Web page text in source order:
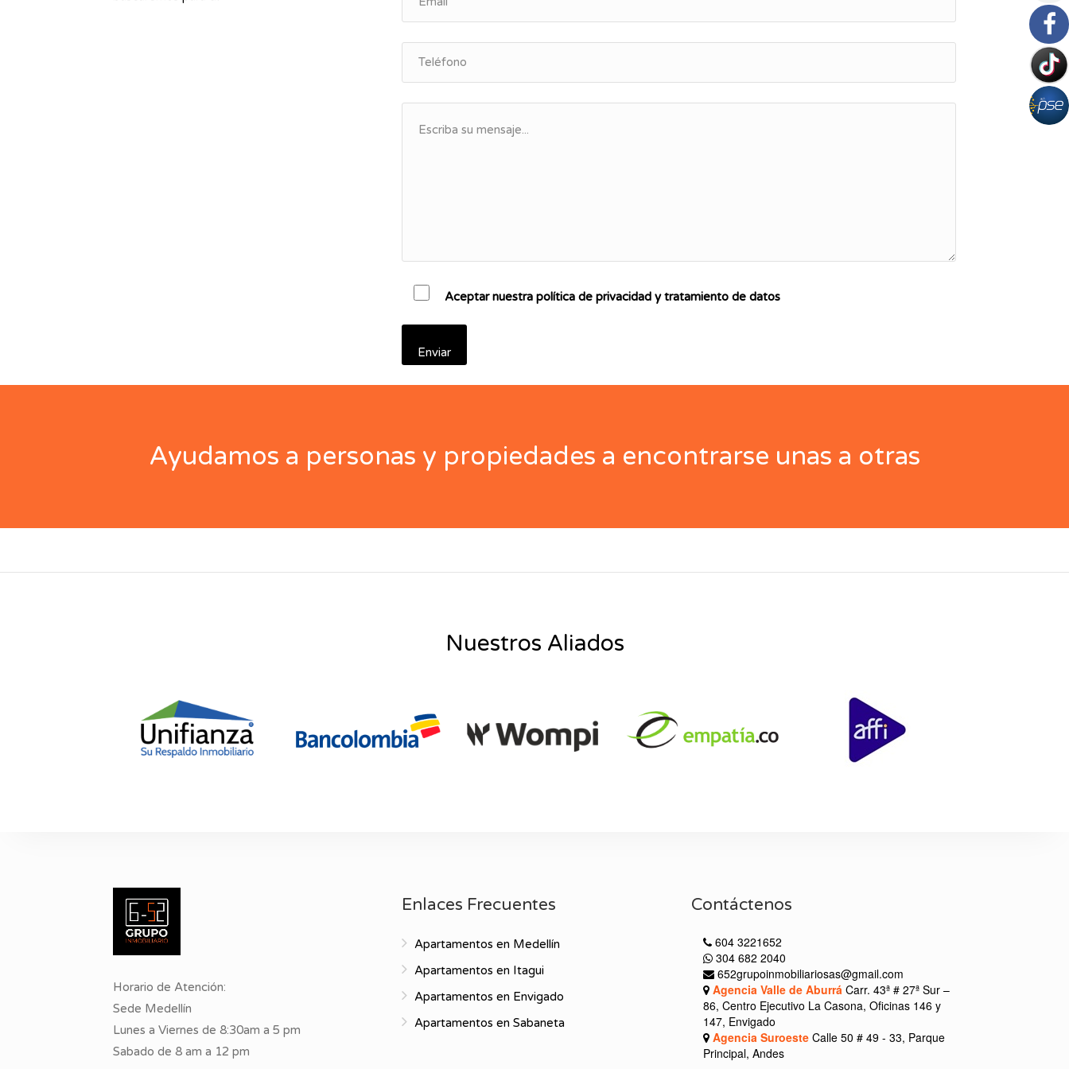
Aceptar nuestra política de privacidad y tratamiento de datos
Ayudamos a personas y propiedades a encontrarse unas a otras
Nuestros Aliados
Horario de Atención:
Sede Medellín
Lunes a Viernes de 8:30am a 5 pm
Sabado de 8 am a 12 pm
Enlaces Frecuentes
Apartamentos en Medellín
Apartamentos en Itagui
Apartamentos en Envigado
Apartamentos en Sabaneta
Contáctenos
604 3221652
304 682 2040
652grupoinmobiliariosas@gmail.com
Agencia Valle de AburráCarr. 43ª # 27ª Sur –
86, Centro Ejecutivo La Casona, Oficinas 146 y
147, Envigado
Agencia SuroesteCalle 50 # 49 - 33, Parque
Principal, Andes